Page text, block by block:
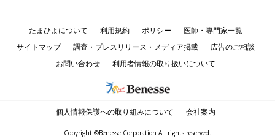
たまひよについて 利用規約 ポリシー
医師・専門家一覧
サイトマップ
調査・プレスリリース・メディア掲載
広告のご相談
お問い合わせ
利用者情報の取り扱いについて
個人情報保護への取り組みについて 会社案内
Copyright ©Benesse Corporation All rights reserved.